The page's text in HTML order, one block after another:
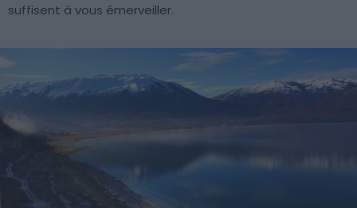
suffisent à vous émerveiller.